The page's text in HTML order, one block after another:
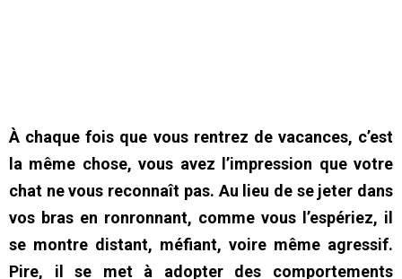
À chaque fois que vous rentrez de vacances, c’est
la même chose, vous avez l’impression que votre
chat ne vous reconnaît pas. Au lieu de se jeter dans
vos bras en ronronnant, comme vous l’espériez, il
se montre distant, méfiant, voire même agressif.
Pire, il se met à adopter des comportements